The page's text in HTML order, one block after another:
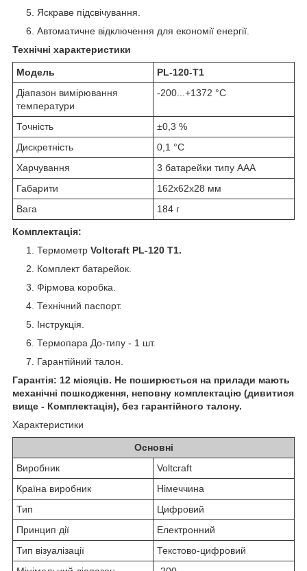
Яскраве підсвічування.
Автоматичне відключення для економії енергії.
Технічні характеристики
Модель
PL-120-T1
Діапазон вимірювання
температури
-200...+1372 °C
Точність
±0,3 %
Дискретність
0,1 °C
Харчування
3 батарейки типу ААА
Габарити
162х62х28 мм
Вага
184 г
Комплектація:
Термометр Voltcraft PL-120 T1.
Комплект батарейок.
Фірмова коробка.
Технічний паспорт.
Інструкція.
Термопара До-типу - 1 шт.
Гарантійний талон.
Гарантія: 12 місяців. Не поширюється на прилади мають
механічні пошкодження, неповну комплектацію (дивитися
вище - Комплектація), без гарантійного талону.
Характеристики
Основні
Виробник
Voltcraft
Країна виробник
Німеччина
Тип
Цифровий
Принцип дії
Електронний
Тип візуалізації
Текстово-цифровий